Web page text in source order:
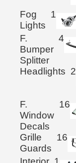
Fog
Lights
1
F.
Bumper
Splitter
4
Headlights 2
F.
Window
Decals
16
Grille
Guards
16